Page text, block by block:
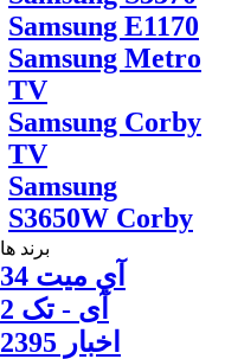
Samsung E1170
Samsung Metro
TV
Samsung Corby
TV
Samsung
S3650W Corby
برند ها
آي ميت 34
آی - تک 2
اخبار 2395